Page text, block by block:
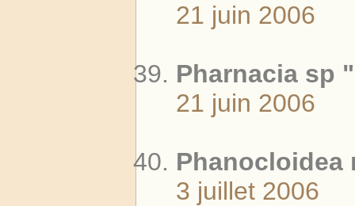
21 juin 2006
Pharnacia sp
21 juin 2006
Phanocloidea
3 juillet 2006